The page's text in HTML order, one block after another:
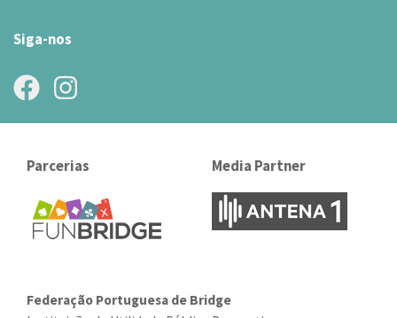
Siga-nos
Parcerias Media Partner
Federação Portuguesa de Bridge